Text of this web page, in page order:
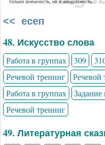
<< есеп
48. Искусство слова
Работа в группах 309
Речевой тренинг
Речевой
Работа в группах
Задание
Речевой тренинг
49. Литературная